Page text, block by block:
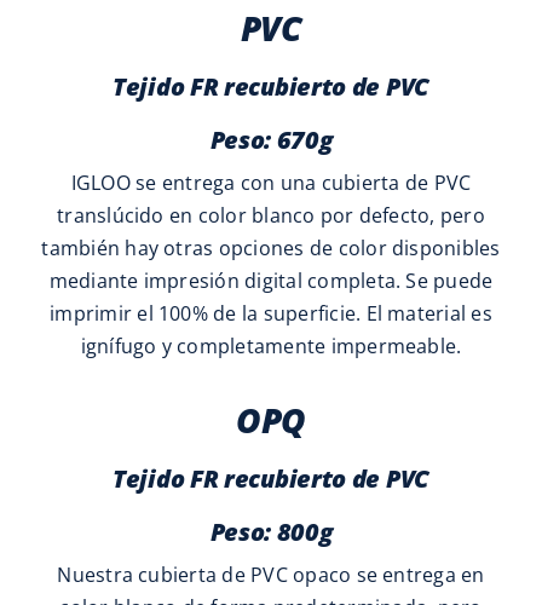
PVC
Tejido FR recubierto de PVC
Peso: 670g
IGLOO se entrega con una cubierta de PVC
translúcido en color blanco por defecto, pero
también hay otras opciones de color disponibles
mediante impresión digital completa. Se puede
imprimir el 100% de la superficie. El material es
ignífugo y completamente impermeable.
OPQ
Tejido FR recubierto de PVC
Peso: 800g
Nuestra cubierta de PVC opaco se entrega en